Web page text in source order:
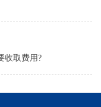
收取费用?